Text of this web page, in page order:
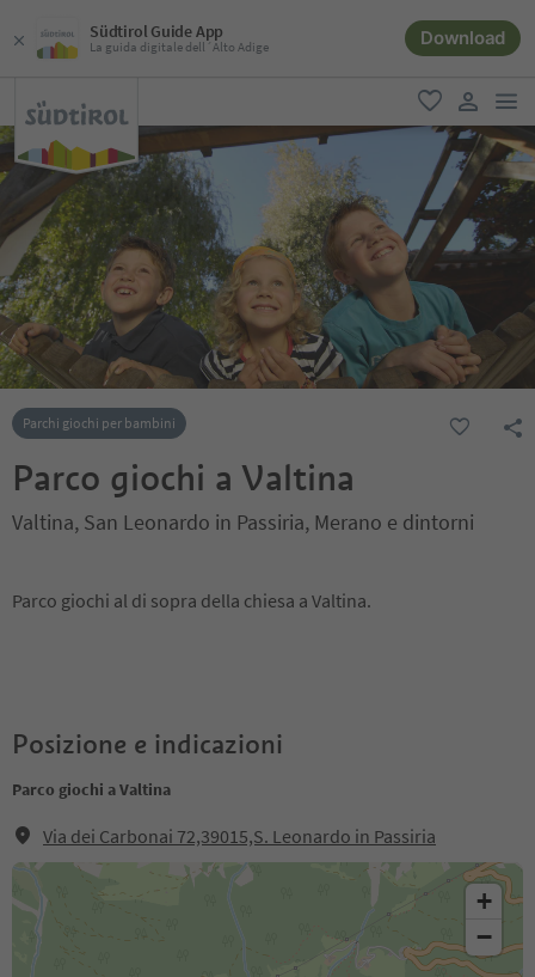
Südtirol Guide App
La guida digitale dell´Alto Adige Download
favoriti
user link
Parchi giochi per bambini
Parco giochi a Valtina
Valtina, San Leonardo in Passiria, Merano e dintorni
Parco giochi al di sopra della chiesa a Valtina.
Posizione e indicazioni
Parco giochi a Valtina
Via dei Carbonai 72,39015,S. Leonardo in Passiria
+
−